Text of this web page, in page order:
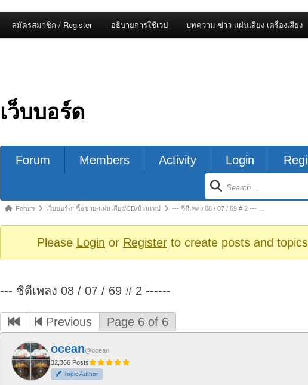
สมัครสมาชิก / Register อธิบายการใช้เวป บทความ-ข่าว แผ่นเสียง เครื่องเสียง
เว็บบอร์ด
Forum
Forum Members Activity Login
Forum
here:
Forum เว็บบอร์ด: ซื้อขาย-แผ่นเสียง/CD/ม้วนเทป --- ซีดีเพลง 08 / 07 / 69 # 2 --- …
Please Login or Registerto create posts and
--- ซีดีเพลง 08 / 07 / 69 # 2 ------
Previous Page 6 of 6
ocean@ocean
32,366 Posts
Topic Author